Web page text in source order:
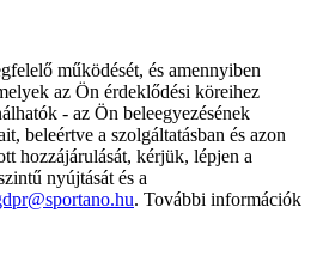
működését, és amennyiben
az Ön érdeklődési köreihez
- az Ön beleegyezésének
beleértve a szolgáltatásban és azon
hozzájárulását, kérjük, lépjen a
nyújtását és a
. További információk